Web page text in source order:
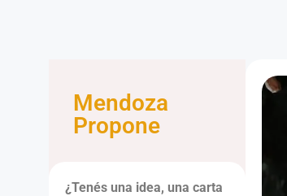
Mendoza
Propone
¿Tenés una idea, una carta